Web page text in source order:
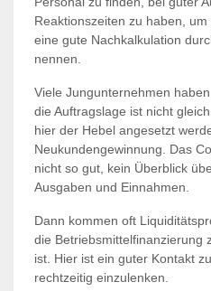
Reaktionszeiten zu haben,
eine gute Nachkalkulation
nennen.
Viele Jungunternehmen
die Auftragslage ist nicht
hier der Hebel angesetzt
Neukundengewinnung. Das
nicht so gut, kein Überblick
Ausgaben und Einnahmen.
Dann kommen oft
die Betriebsmittelfinanzierung
ist. Hier ist ein guter Kontakt
rechtzeitig einzulenken.